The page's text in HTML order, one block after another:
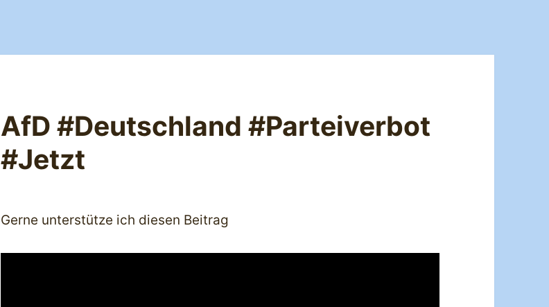
AfD #Deutschland #Parteiverbot
#Jetzt
Gerne unterstütze ich diesen Beitrag